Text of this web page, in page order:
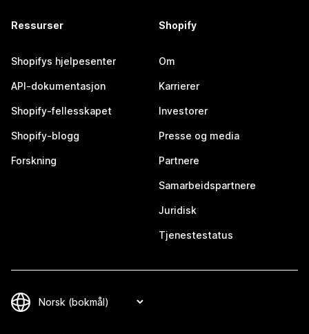
Ressurser
Shopifys hjelpesenter
API-dokumentasjon
Shopify-fellesskapet
Shopify-blogg
Forskning
Shopify
Om
Karrierer
Investorer
Presse og media
Partnere
Samarbeidspartnere
Juridisk
Tjenestestatus